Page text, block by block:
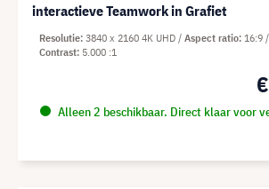
interactieve Teamwork in Grafiet
Alleen 2 beschikbaar. Direct klaar voor
Resolutie 3840 x 2160 4K UHD Aspect ratio 16:9
Contrast 5.000 :1